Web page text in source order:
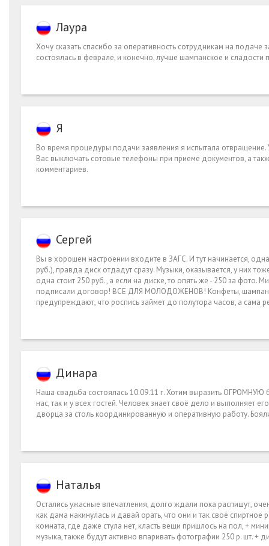
Лаура
Хoчу сказать спасибо за оперативность сотрудникам на
состоялась в феврале, и конечно, лучше шампанское и
Я
Во время процедуры подачи заявления я испытала
Вас выключать сотовые телефоны при приеме документов, а
комментариев.
Сергей
Вы в хорошем настроении входите в ЗАГС. И тут начинается,
руб.), правда диск отдадут сразу. Музыки, оказывается, у них
одна стоит 250 руб., а если на диске, то опять же - 250 за фото.
подписали договор! ВСЕ ДЛЯ МОЛОДОЖЕНОВ! Конфеты,
предупреждают, что роспись займет до полутора часов, а сама
Динара
Наша свадьба состоялась 10.09.11 г. Хотим выразить
нас, так и у всех гостей. Человек знает своё дело и
дворца за столь координированную и оперативную работу.
Наталья
Остались ужасные впечатления, долго ждали пока распишут,
как дама накинулась и давай орать, что они и так своё
комната, где даже стула нет, класть вещи пришлось на пол, +
музыка, также будут активно впаривать фотографии 250 р. шт. +